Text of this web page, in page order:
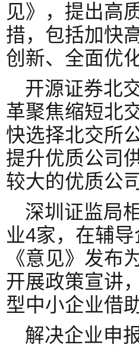
见》，提出高
措，包括加快
创新、全面优
开源证券北
革聚焦缩短北
快选择北交所
提升优质公司
较大的优质公
深圳证监局
业4家，在辅
《意见》发布
开展政策宣讲
型中小企业借
解决企业申